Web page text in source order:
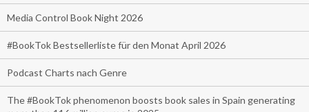
Media Control Book Night 2026
#BookTok Bestsellerliste für den Monat April 2026
Podcast Charts nach Genre
The #BookTok phenomenon boosts book sales in Spain generating